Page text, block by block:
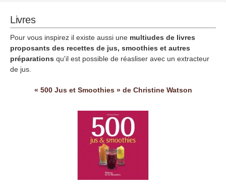
Livres
Pour vous inspirez il existe aussi une multiudes de livres
proposants des recettes de jus, smoothies et autres
préparations qu'il est possible de réasliser avec un extracteur
de jus.
« 500 Jus et Smoothies » de Christine Watson